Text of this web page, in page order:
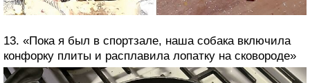
13. «Пока я был в спортзале, наша собака включила
конфорку плиты и расплавила лопатку на сковороде»